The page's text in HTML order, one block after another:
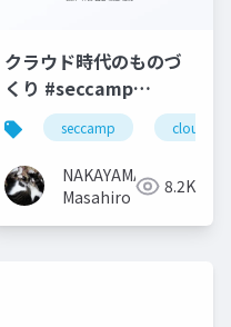
クラウド時代のものづ
くり #seccamp
#seccamp2021b3
seccamp cloud
NAKAYAMA
Masahiro
8.2K